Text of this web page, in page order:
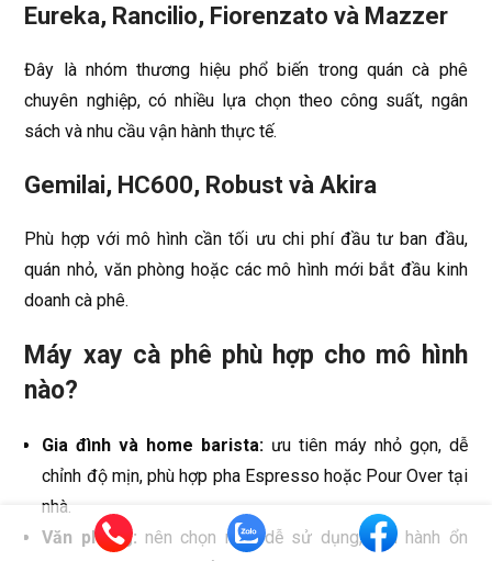
Eureka, Rancilio, Fiorenzato và Mazzer
Đây là nhóm thương hiệu phổ biến trong quán cà phê
chuyên nghiệp, có nhiều lựa chọn theo công suất, ngân
sách và nhu cầu vận hành thực tế.
Gemilai, HC600, Robust và Akira
Phù hợp với mô hình cần tối ưu chi phí đầu tư ban đầu,
quán nhỏ, văn phòng hoặc các mô hình mới bắt đầu kinh
doanh cà phê.
Máy xay cà phê phù hợp cho mô hình
nào?
Gia đình và home barista: ưu tiên máy nhỏ gọn, dễ
chỉnh độ mịn, phù hợp pha Espresso hoặc Pour Over tại
nhà.
Văn phòng: nên chọn máy dễ sử dụng, vận hành ổn